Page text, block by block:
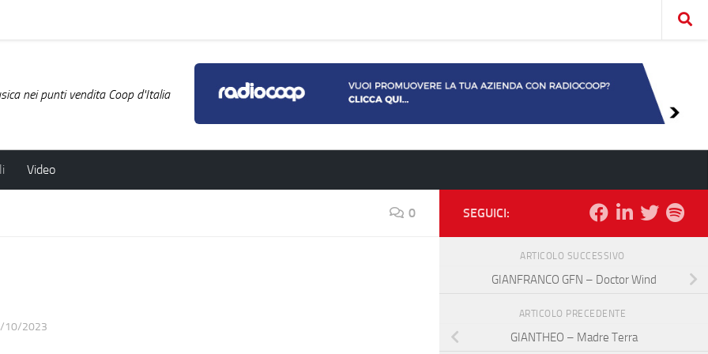
nei punti vendita Coop d'Italia
Video
0
10/2023
SEGUICI:
ARTICOLO SUCCESSIVO
GIANFRANCO GFN – Doctor Wind
ARTICOLO PRECEDENTE
GIANTHEO – Madre Terra